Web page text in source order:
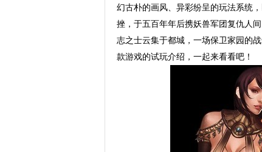
幻古朴的画风、异彩纷呈的玩法系统
挫，于五百年年后携妖兽军团复仇人
志之士云集于都城，一场保卫家园的
款游戏的试玩介绍，一起来看看吧！